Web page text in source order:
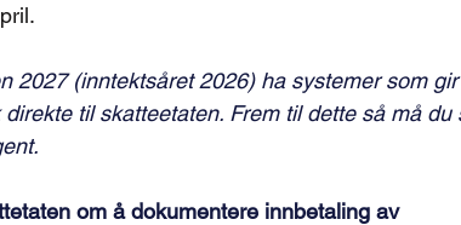
2027 (inntektsåret 2026) ha systemer som
til skatteetaten. Frem til dette så må du
om å dokumentere innbetaling av